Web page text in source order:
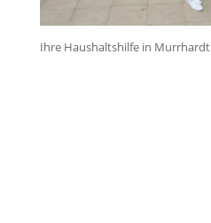
Ihre Haushaltshilfe in Murrhardt